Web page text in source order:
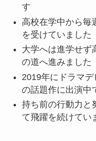
す
高校在学中から毎
を受けていました
大学へは進学せず
の道へ進みました
2019年にドラマ
の話題作に出演中
持ち前の行動力と
て飛躍を続けてい